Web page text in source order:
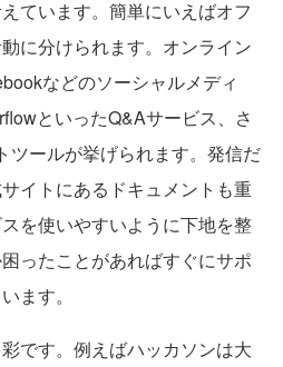
ています。簡単にいえばオフ
に分けられます。オンライン
などのソーシャルメディ
といったQ&Aサービス、さ
ツールが挙げられます。発信だ
イトにあるドキュメントも重
を使いやすいように下地を整
ったことがあればすぐにサポ
ます。
です。例えばハッカソンは大